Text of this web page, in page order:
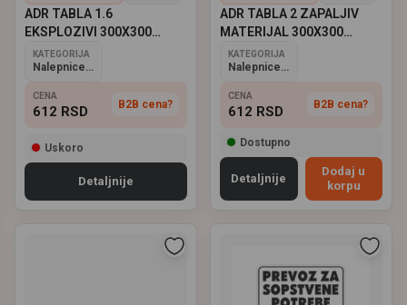
ADR TABLA 1.6
EKSPLOZIVI 300X300
BICMA
KATEGORIJA
Nalepnice i table
CENA
612 RSD B2B cena?
Uskoro
Detaljnije
ADR TABLA 2 ZAPALJIV
MATERIJAL 300X300
BICMA
KATEGORIJA
Nalepnice i table
CENA
612 RSD B2B cena?
Dostupno
Detaljnije
Dodaj u
korpu